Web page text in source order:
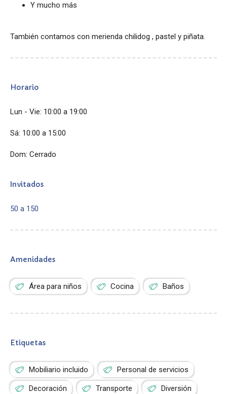
Y mucho más
También contamos con merienda chilidog , pastel y piñata.
Horario
Lun - Vie: 10:00 a 19:00
Sá: 10:00 a 15:00
Dom: Cerrado
Invitados
50 a 150
Amenidades
Área para niños Cocina Baños
Etiquetas
Mobiliario incluido Personal de servicios
Decoración Transporte Diversión